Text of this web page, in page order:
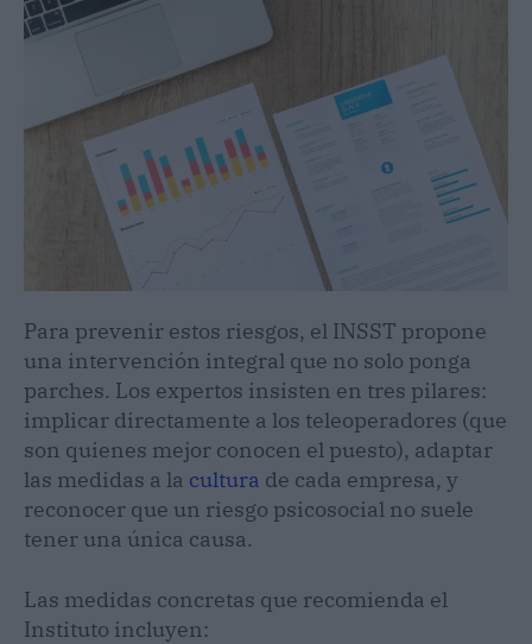
Para prevenir estos riesgos, el INSST propone
una intervención integral que no solo ponga
parches. Los expertos insisten en tres pilares:
implicar directamente a los teleoperadores (que
son quienes mejor conocen el puesto), adaptar
las medidas a la cultura de cada empresa, y
reconocer que un riesgo psicosocial no suele
tener una única causa.
Las medidas concretas que recomienda el
Instituto incluyen: